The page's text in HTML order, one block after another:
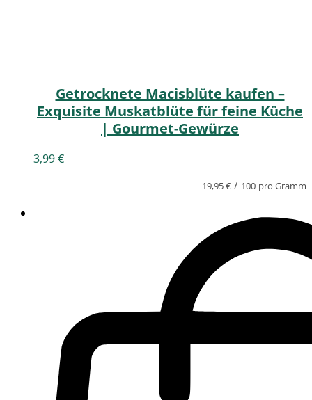
Getrocknete Macisblüte kaufen –
Exquisite Muskatblüte für feine Küche
| Gourmet-Gewürze
3,99€
19,95€ / 100 pro Gramm